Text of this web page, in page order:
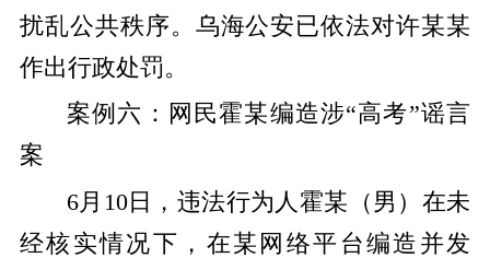
扰乱公共秩序。乌海公安已依法对许某某
作出行政处罚。
案例六：网民霍某编造涉“高考”谣言
案
6月10日，违法行为人霍某（男）在未
经核实情况下，在某网络平台编造并发